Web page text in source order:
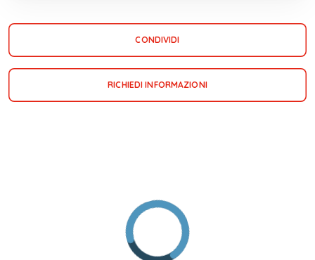
CONDIVIDI
RICHIEDI INFORMAZIONI